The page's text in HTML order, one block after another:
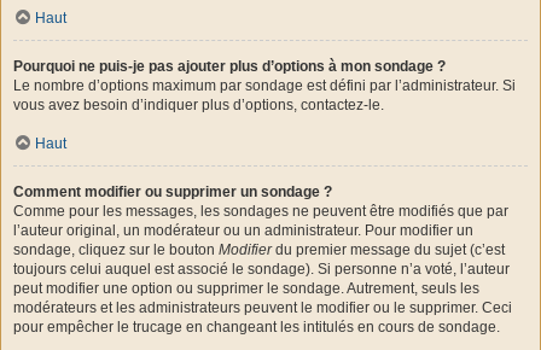
Haut
Pourquoi ne puis-je pas ajouter plus d’options à mon sondage ?
Le nombre d’options maximum par sondage est défini par l’administrateur. Si
vous avez besoin d’indiquer plus d’options, contactez-le.
Haut
Comment modifier ou supprimer un sondage ?
Comme pour les messages, les sondages ne peuvent être modifiés que par
l’auteur original, un modérateur ou un administrateur. Pour modifier un
sondage, cliquez sur le bouton Modifierdu premier message du sujet (c’est
toujours celui auquel est associé le sondage). Si personne n’a voté, l’auteur
peut modifier une option ou supprimer le sondage. Autrement, seuls les
modérateurs et les administrateurs peuvent le modifier ou le supprimer. Ceci
pour empêcher le trucage en changeant les intitulés en cours de sondage.